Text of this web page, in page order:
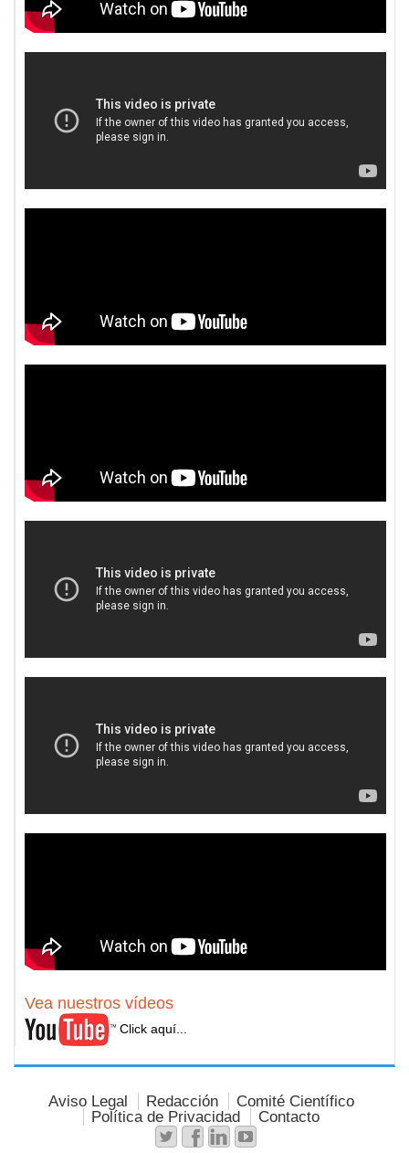
Vea nuestros vídeos
Click aquí...
Aviso Legal Redacción
Comité Científico
Política de Privacidad
Contacto